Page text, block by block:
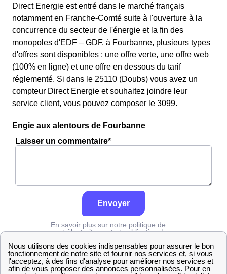
Direct Energie est entré dans le marché français
notamment en Franche-Comté suite à l'ouverture à la
concurrence du secteur de l'énergie et la fin des
monopoles d'EDF – GDF. à Fourbanne, plusieurs types
d'offres sont disponibles : une offre verte, une offre web
(100% en ligne) et une offre en dessous du tarif
réglementé. Si dans le 25110 (Doubs) vous avez un
compteur Direct Energie et souhaitez joindre leur
service client, vous pouvez composer le 3099.
Engie aux alentours de Fourbanne
Laisser un commentaire*
Envoyer
En savoir plus sur notre politique de
contrôle, traitement et publication des
Engie Doubs Fourbanne